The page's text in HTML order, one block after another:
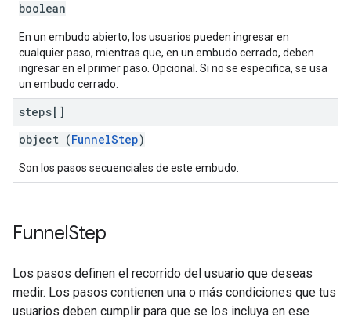
boolean
En un embudo abierto, los usuarios pueden ingresar en
cualquier paso, mientras que, en un embudo cerrado, deben
ingresar en el primer paso. Opcional. Si no se especifica, se usa
un embudo cerrado.
steps[]
object (FunnelStep)
Son los pasos secuenciales de este embudo.
FunnelStep
Los pasos definen el recorrido del usuario que deseas
medir. Los pasos contienen una o más condiciones que tus
usuarios deben cumplir para que se los incluya en ese